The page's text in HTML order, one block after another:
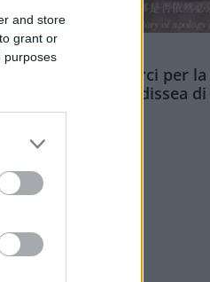
and store
grant or
purposes
CULTURA
Dobbiamo scusarci per
è l'Odissea